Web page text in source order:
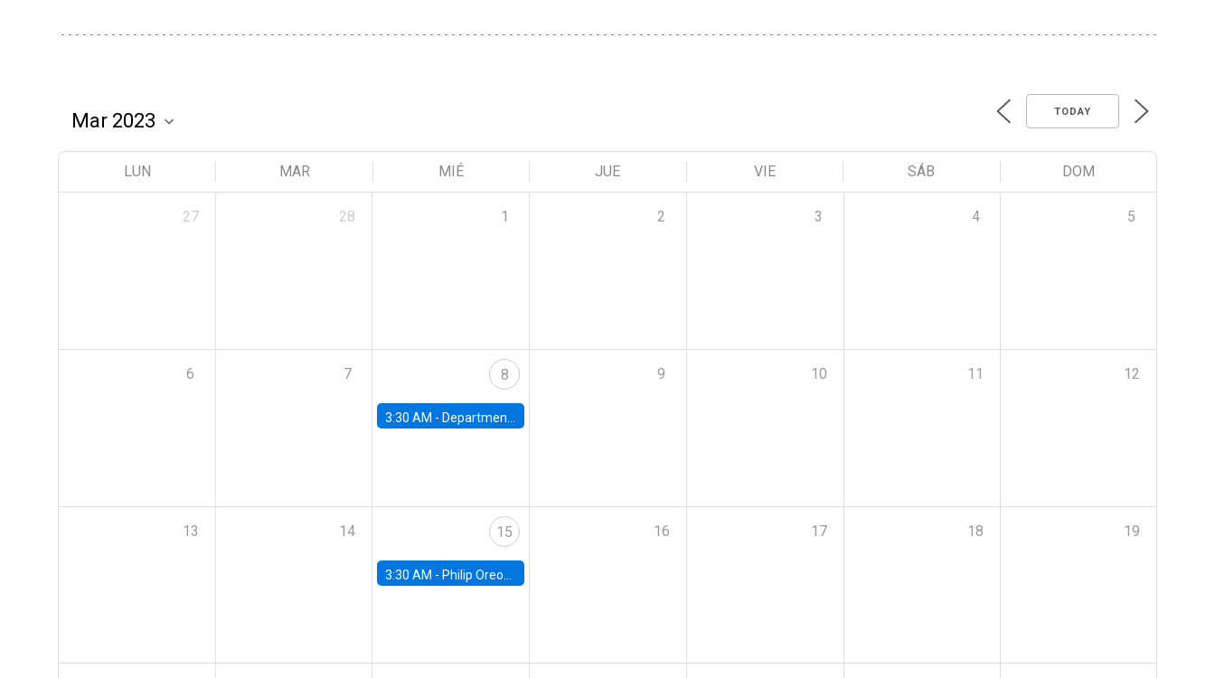
TODAY
LUN MAR MIÉ JUE VIE SÁB DOM
27 28 1 2 3 4 5
6 7 8
3:30 AM - Department Seminar: James Robinson
9 10 11 12
13 14 15
3:30 AM - Philip Oreopolous, University of Toronto
16 17 18 19